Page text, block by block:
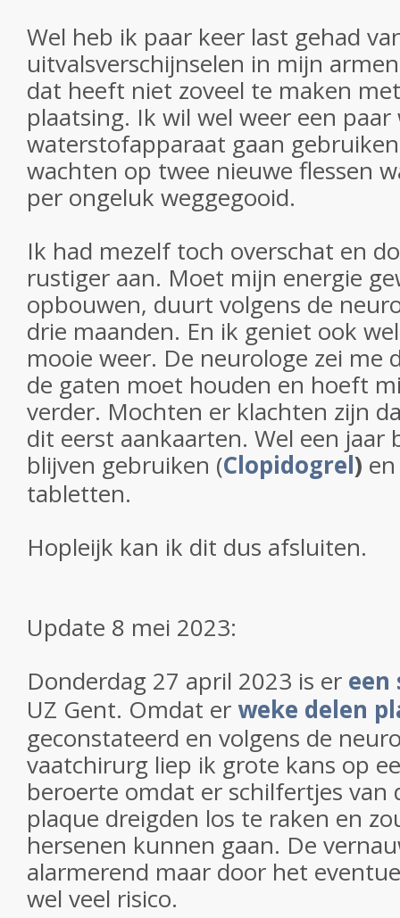
Wel heb ik paar keer last gehad
uitvalsverschijnselen in mijn
dat heeft niet zoveel te maken
plaatsing. Ik wil wel weer een
waterstofapparaat gaan
wachten op twee nieuwe flessen
per ongeluk weggegooid.
Ik had mezelf toch overschat en
rustiger aan. Moet mijn energie
opbouwen, duurt volgens de
drie maanden. En ik geniet ook
mooie weer. De neurologe zei me
de gaten moet houden en hoeft
verder. Mochten er klachten zijn
dit eerst aankaarten. Wel een jaar
blijven gebruiken (Clopidogrel)
tabletten.
Hopleijk kan ik dit dus afsluiten.
Update 8 mei 2023:
Donderdag 27 april 2023 is er een
UZ Gent. Omdat er weke delen
geconstateerd en volgens de
vaatchirurg liep ik grote kans op
beroerte omdat er schilfertjes van
plaque dreigden los te raken en
hersenen kunnen gaan. De
alarmerend maar door het
wel veel risico.